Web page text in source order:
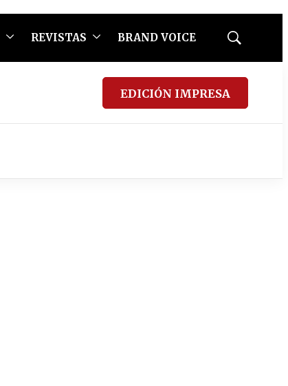
REVISTAS BRAND VOICE
Mostrar
EDICIÓN IMPRESA